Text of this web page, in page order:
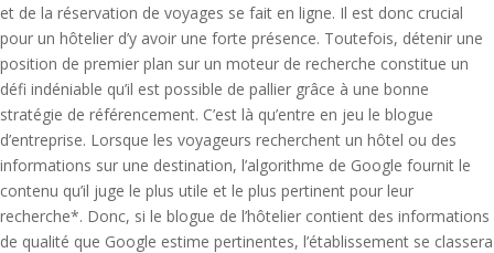
et de la réservation de voyages se fait en ligne. Il est donc crucial
pour un hôtelier d’y avoir une forte présence. Toutefois, détenir une
position de premier plan sur un moteur de recherche constitue un
défi indéniable qu’il est possible de pallier grâce à une bonne
stratégie de référencement. C’est là qu’entre en jeu le blogue
d’entreprise. Lorsque les voyageurs recherchent un hôtel ou des
informations sur une destination, l’algorithme de Google fournit le
contenu qu’il juge le plus utile et le plus pertinent pour leur
recherche*. Donc, si le blogue de l’hôtelier contient des informations
de qualité que Google estime pertinentes, l’établissement se classera